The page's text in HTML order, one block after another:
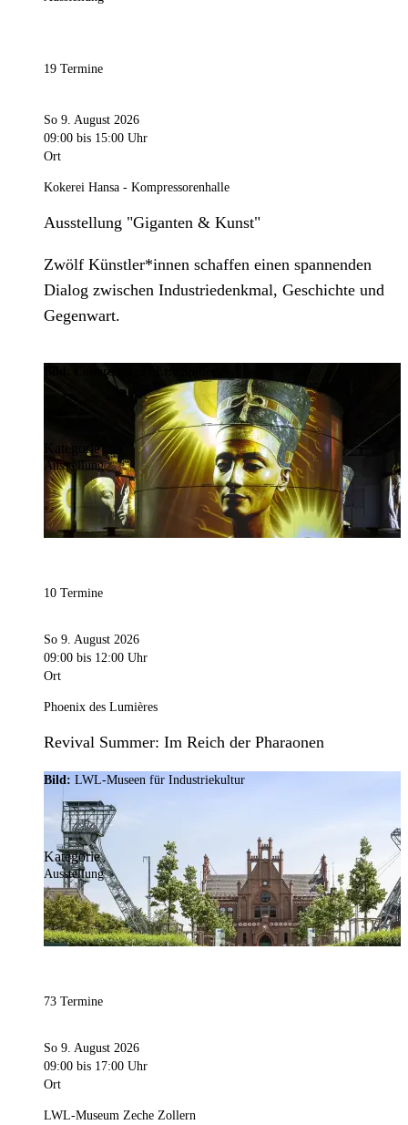
19 Termine
So 9. August 2026
09:00 bis 15:00 Uhr
Ort
Kokerei Hansa - Kompressorenhalle
Ausstellung "Giganten & Kunst"
Zwölf Künstler*innen schaffen einen spannenden
Dialog zwischen Industriedenkmal, Geschichte und
Gegenwart.
Culturespaces / Eric Spiller
Kategorie
Ausstellung
10 Termine
So 9. August 2026
09:00 bis 12:00 Uhr
Ort
Phoenix des Lumières
Revival Summer: Im Reich der Pharaonen
Bild: LWL-Museen für Industriekultur
Kategorie
Ausstellung
73 Termine
So 9. August 2026
09:00 bis 17:00 Uhr
Ort
LWL-Museum Zeche Zollern